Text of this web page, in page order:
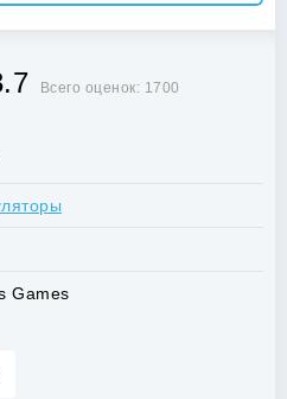
Всего оценок: 1700
Games